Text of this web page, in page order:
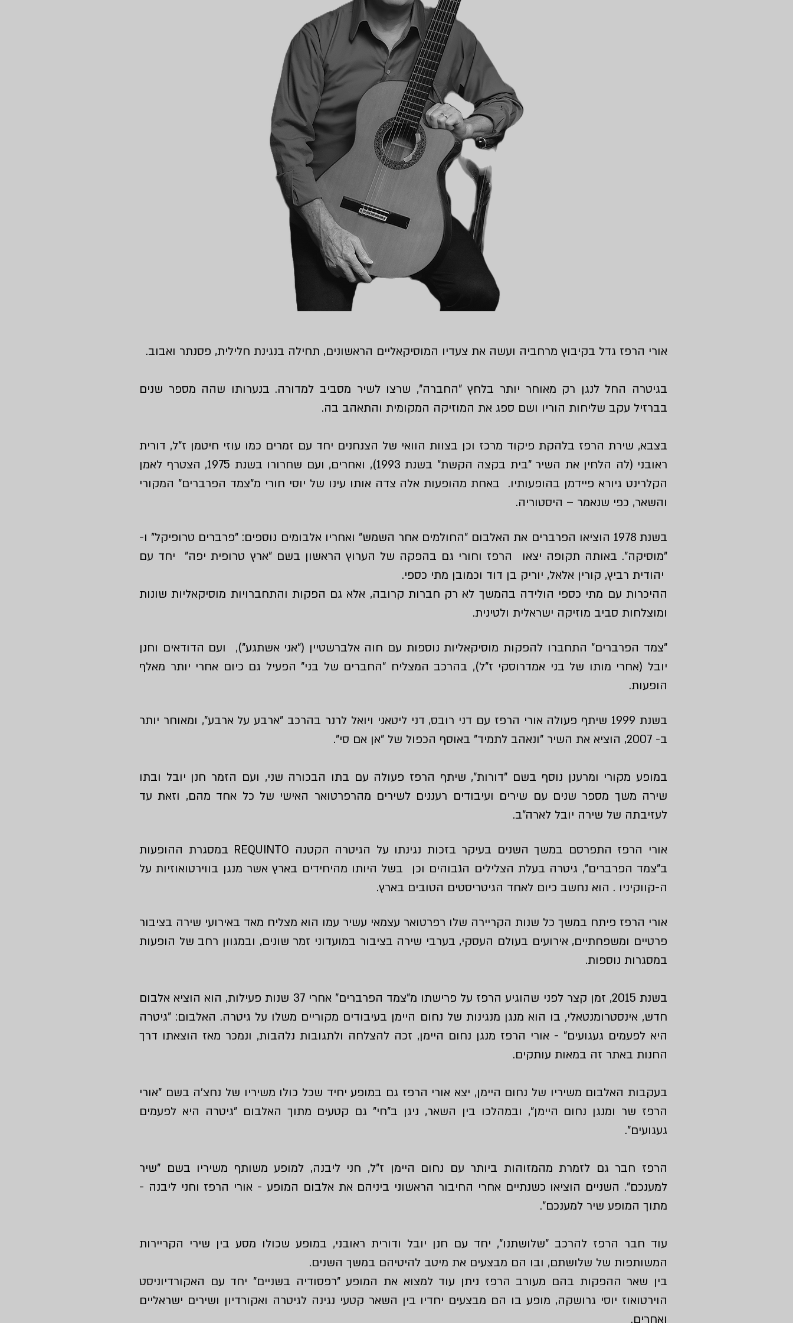
אורי הרפז גדל בקיבוץ מרחביה ועשה את צעדיו המוסיקאליים הראשונים, תחילה בנגינת חלילית, פסנתר ואבוב.
בגיטרה החל לנגן רק מאוחר יותר בלחץ "החברה", שרצו לשיר מסביב למדורה. בנערותו שהה מספר שנים
בברזיל עקב שליחות הוריו ושם ספג את המוזיקה המקומית והתאהב בה.
בצבא, שירת הרפז בלהקת פיקוד מרכז וכן בצוות הוואי של הצנחנים יחד עם זמרים כמו עוזי חיטמן ז"ל, דורית
ראובני (לה הלחין את השיר "בית בקצה הקשת" בשנת 1993), ואחרים, ועם שחרורו בשנת 1975, הצטרף לאמן
הקלרינט גיורא פיידמן בהופעותיו. באחת מהופעות אלה צדה אותו עינו של יוסי חורי מ"צמד הפרברים" המקורי
והשאר, כפי שנאמר – היסטוריה.
בשנת 1978 הוציאו הפרברים את האלבום "החולמים אחר השמש" ואחריו אלבומים נוספים: "פרברים טרופיקל" ו-
"מוסיקה". באותה תקופה יצאו הרפז וחורי גם בהפקה של הערוץ הראשון בשם "ארץ טרופית יפה" יחד עם
יהודית רביץ, קורין אלאל, יוריק בן דוד וכמובן מתי כספי.
ההיכרות עם מתי כספי הולידה בהמשך לא רק חברות קרובה, אלא גם הפקות והתחברויות מוסיקאליות שונות
ומוצלחות סביב מוזיקה ישראלית ולטינית.
"צמד הפרברים" התחברו להפקות מוסיקאליות נוספות עם חוה אלברשטיין ("אני אשתגע"), ועם הדודאים וחנן
יובל (אחרי מותו של בני אמדרוסקי ז"ל), בהרכב המצליח "החברים של בני" הפעיל גם כיום אחרי יותר מאלף
הופעות.
בשנת 1999 שיתף פעולה אורי הרפז עם דני רובס, דני ליטאני ויואל לרנר בהרכב "ארבע על ארבע", ומאוחר יותר
ב- 2007, הוציא את השיר "ונאהב לתמיד" באוסף הכפול של "אן אם סי".
במופע מקורי ומרענן נוסף בשם "דורות", שיתף הרפז פעולה עם בתו הבכורה שני, ועם הזמר חנן יובל ובתו
שירה משך מספר שנים עם שירים ועיבודים רעננים לשירים מהרפרטואר האישי של כל אחד מהם, וזאת עד
לעזיבתה של שירה יובל לארה"ב.
אורי הרפז התפרסם במשך השנים בעיקר בזכות נגינתו על הגיטרה הקטנה REQUINTO במסגרת ההופעות
ב"צמד הפרברים", גיטרה בעלת הצלילים הגבוהים וכן בשל היותו מהיחידים בארץ אשר מנגן בווירטואוזיות על
ה-קווקיניו . הוא נחשב כיום לאחד הגיטריסטים הטובים בארץ.
אורי הרפז פיתח במשך כל שנות הקריירה שלו רפרטואר עצמאי עשיר עמו הוא מצליח מאד באירועי שירה בציבור
פרטיים ומשפחתיים, אירועים בעולם העסקי, בערבי שירה בציבור במועדוני זמר שונים, ובמגוון רחב של הופעות
במסגרות נוספות.
בשנת 2015, זמן קצר לפני שהוגיע הרפז על פרישתו מ"צמד הפרברים" אחרי 37 שנות פעילות, הוא הוציא אלבום
חדש, אינסטרומנטאלי, בו הוא מנגן מנגינות של נחום היימן בעיבודים מקוריים משלו על גיטרה. האלבום: "גיטרה
היא לפעמים געגועים" - אורי הרפז מנגן נחום היימן, זכה להצלחה ולתגובות נלהבות, ונמכר מאז הוצאתו דרך
החנות באתר זה במאות עותקים.
בעקבות האלבום משיריו של נחום היימן, יצא אורי הרפז גם במופע יחיד שכל כולו משיריו של נחצ'ה בשם "אורי
הרפז שר ומנגן נחום היימן", ובמהלכו בין השאר, ניגן ב"חי" גם קטעים מתוך האלבום"גיטרה היא לפעמים
געגועים".
הרפז חבר גם לזמרת מהמזוהות ביותר עם נחום היימן ז"ל, חני ליבנה, למופע משותף משיריו בשם "שיר
למענכם". השניים הוציאו כשנתיים אחרי החיבור הראשוני ביניהם את אלבום המופע - אורי הרפז וחני ליבנה -
מתוך המופע שיר למענכם".
עוד חבר הרפז להרכב "שלושתנו", יחד עם חנן יובל ודורית ראובני, במופע שכולו מסע בין שירי הקריירות
המשותפות של שלושתם, ובו הם מבצעים את מיטב להיטיהם במשך השנים.
בין שאר ההפקות בהם מעורב הרפז ניתן עוד למצוא את המופע"רפסודיה בשניים" יחד עם האקורדיוניסט
הוירטואוז יוסי גרושקה, מופע בו הם מבצעים יחדיו בין השאר קטעי נגינה לגיטרה ואקורדיון ושירים ישראליים
ואחרים.